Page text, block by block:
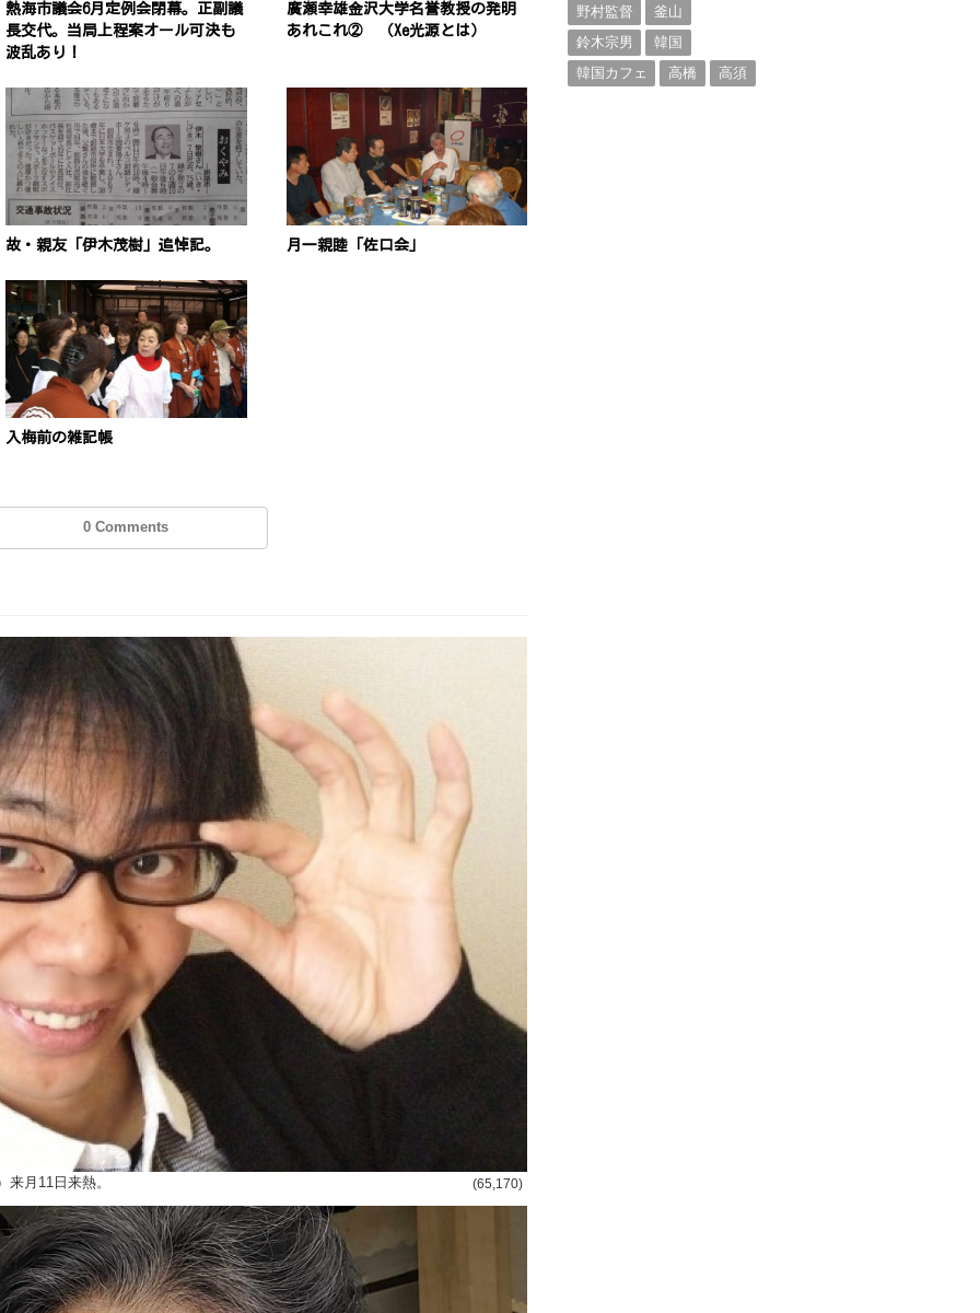
熱海市議会6月定例会閉幕。正副議
長交代。当局上程案オール可決も
波乱あり！
廣瀬幸雄金沢大学名誉教授の発明
あれこれ② （Xe光源とは）
故・親友「伊木茂樹」追悼記。 月一親睦「佐口会」
入梅前の雑記帳
0 Comments
月11日来熱。 (65,170)
野村監督
釜山
鈴木宗男
韓国
韓国カフェ
高橋 高須